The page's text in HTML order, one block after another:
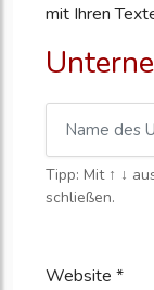
mit Ihren
Tipp: Mit ↑ ↓
schließen.
Website *